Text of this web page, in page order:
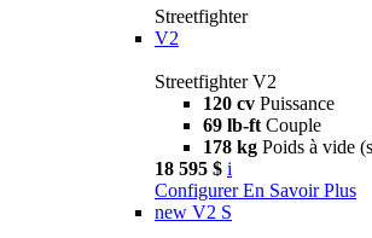
Streetfighter
V2
Streetfighter V2
120 cv Puissance
69 lb-ft Couple
178 kg Poids à vide
18 595 $ i
Configurer En Savoir Plus
new V2 S